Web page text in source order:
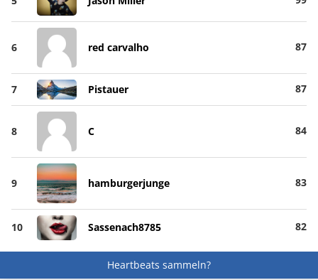
6 red carvalho 87
7 Pistauer 87
8 C 84
9 hamburgerjunge 83
10 Sassenach8785 82
Heartbeats sammeln?